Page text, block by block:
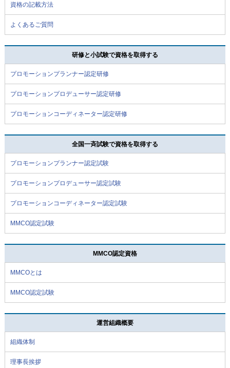
資格の記載方法
よくあるご質問
研修と小試験で資格を取得する
プロモーションプランナー認定研修
プロモーションプロデューサー認定研修
プロモーションコーディネーター認定研修
全国一斉試験で資格を取得する
プロモーションプランナー認定試験
プロモーションプロデューサー認定試験
プロモーションコーディネーター認定試験
MMCO認定試験
MMCO認定資格
MMCOとは
MMCO認定試験
運営組織概要
組織体制
理事長挨拶